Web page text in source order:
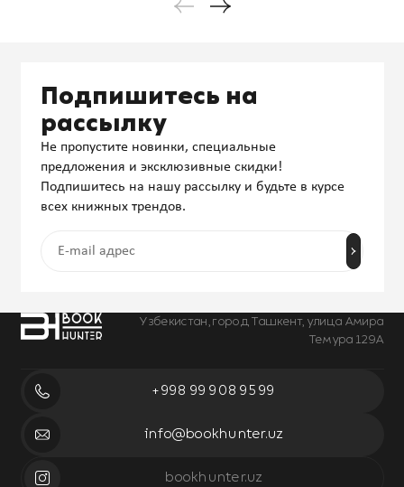
Узбекистан, город Ташкент, улица Амира
Темура 129А
+998 99 908 95 99
info@bookhunter.uz
bookhunter.uz
Подпишитесь на
рассылку
Не пропустите новинки, специальные
предложения и эксклюзивные скидки!
Подпишитесь на нашу рассылку и будьте в курсе
всех книжных трендов.